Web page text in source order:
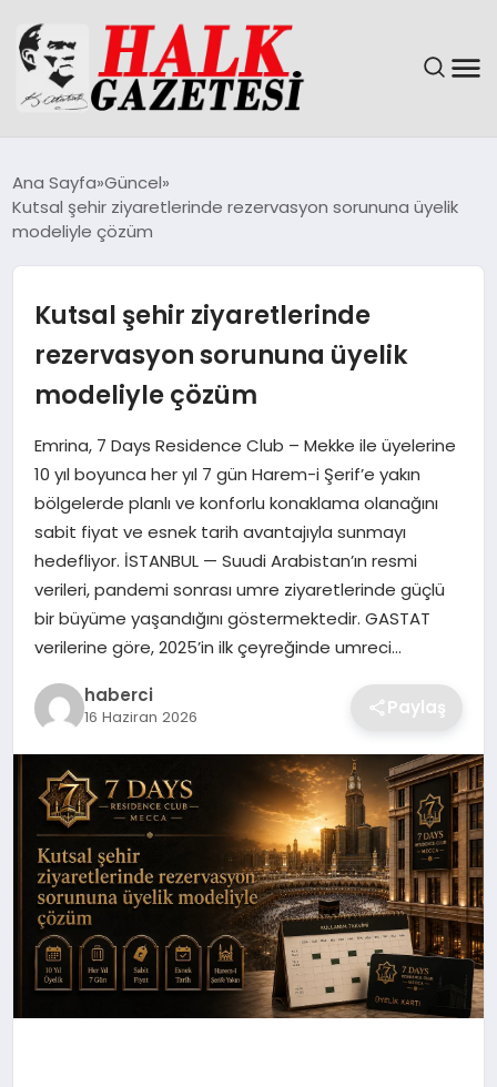
DÜNYA
MAGAZIN
SAĞLIK
SIYASET
SPOR
TEKNOLOJI
YAŞAM
Ana Sayfa Güncel
Kutsal şehir ziyaretlerinde rezervasyon sorununa üyelik
modeliyle çözüm
Kutsal şehir ziyaretlerinde
rezervasyon sorununa üyelik
modeliyle çözüm
Emrina, 7 Days Residence Club – Mekke ile üyelerine
10 yıl boyunca her yıl 7 gün Harem-i Şerif’e yakın
bölgelerde planlı ve konforlu konaklama olanağını
sabit fiyat ve esnek tarih avantajıyla sunmayı
hedefliyor. İSTANBUL — Suudi Arabistan’ın resmi
verileri, pandemi sonrası umre ziyaretlerinde güçlü
bir büyüme yaşandığını göstermektedir. GASTAT
verilerine göre, 2025’in ilk çeyreğinde umreci…
haberci
16 Haziran 2026 Paylaş